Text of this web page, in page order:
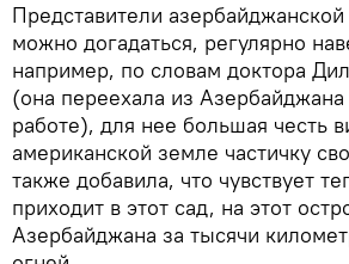
Представители
можно догадаться, регулярно
например, по словам доктора
(она переехала из
работе), для нее большая честь
американской земле частичку
также добавила, что чувствует
приходит в этот сад, на этот
Азербайджана за тысячи